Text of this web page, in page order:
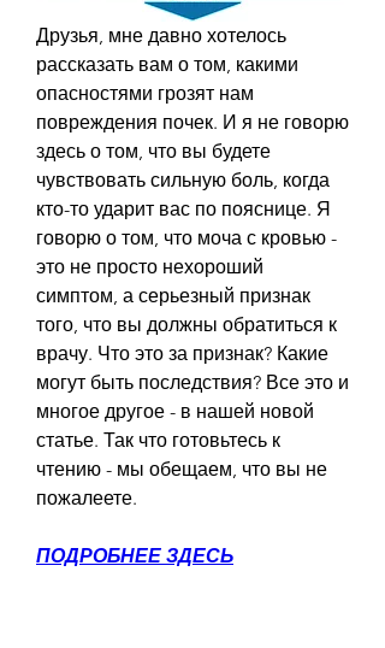
Друзья, мне давно хотелось
рассказать вам о том, какими
опасностями грозят нам
повреждения почек. И я не говорю
здесь о том, что вы будете
чувствовать сильную боль, когда
кто-то ударит вас по пояснице. Я
говорю о том, что моча с кровью -
это не просто нехороший
симптом, а серьезный признак
того, что вы должны обратиться к
врачу. Что это за признак? Какие
могут быть последствия? Все это и
многое другое - в нашей новой
статье. Так что готовьтесь к
чтению - мы обещаем, что вы не
пожалеете.
ПОДРОБНЕЕ ЗДЕСЬ